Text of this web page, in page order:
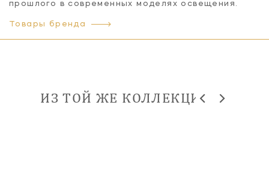
прошлого в современных моделях освещения.
Товары бренда
ИЗ ТОЙ ЖЕ КОЛЛЕКЦИИ